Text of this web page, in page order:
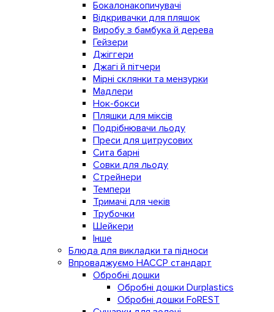
Бокалонакопичувачі
Відкривачки для пляшок
Виробу з бамбука й дерева
Гейзери
Джіггери
Джагі й пітчери
Мірні склянки та мензурки
Мадлери
Нок-бокси
Пляшки для міксів
Подрібнювачи льоду
Преси для цитрусових
Сита барні
Совки для льоду
Стрейнери
Темпери
Тримачі для чеків
Трубочки
Шейкери
Інше
Блюда для викладки та підноси
Впроваджуємо HACCP стандарт
Обробні дошки
Обробні дошки Durplastics
Обробні дошки FoREST